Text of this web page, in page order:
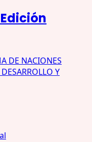
DE NACIONES
Y